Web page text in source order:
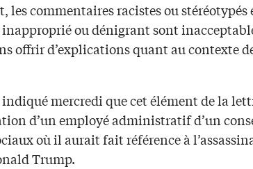
les commentaires racistes ou
inapproprié ou dénigrant sont
offrir d’explications quant au contexte
mercredi que cet élément de la
d’un employé administratif d’un
où il aurait fait référence à
Trump.